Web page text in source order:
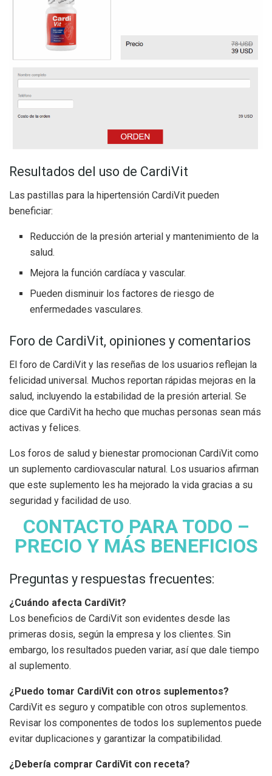
Resultados del uso de CardiVit
Las pastillas para la hipertensión CardiVit pueden
beneficiar:
Reducción de la presión arterial y mantenimiento de la
salud.
Mejora la función cardíaca y vascular.
Pueden disminuir los factores de riesgo de
enfermedades vasculares.
Foro de CardiVit, opiniones y comentarios
El foro de CardiVit y las reseñas de los usuarios reflejan la
felicidad universal. Muchos reportan rápidas mejoras en la
salud, incluyendo la estabilidad de la presión arterial. Se
dice que CardiVit ha hecho que muchas personas sean más
activas y felices.
Los foros de salud y bienestar promocionan CardiVit como
un suplemento cardiovascular natural. Los usuarios afirman
que este suplemento les ha mejorado la vida gracias a su
seguridad y facilidad de uso.
CONTACTO PARA TODO –
PRECIO Y MÁS BENEFICIOS
Preguntas y respuestas frecuentes:
¿Cuándo afecta CardiVit?
Los beneficios de CardiVit son evidentes desde las
primeras dosis, según la empresa y los clientes. Sin
embargo, los resultados pueden variar, así que dale tiempo
al suplemento.
¿Puedo tomar CardiVit con otros suplementos?
CardiVit es seguro y compatible con otros suplementos.
Revisar los componentes de todos los suplementos puede
evitar duplicaciones y garantizar la compatibilidad.
¿Debería comprar CardiVit con receta?